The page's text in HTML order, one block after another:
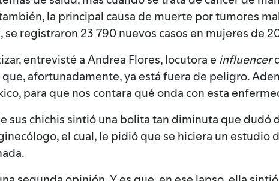
la principal causa de muerte por tumores
registraron 23 790 nuevos casos en mujeres de
entrevisté a Andrea Flores, locutora e influencer
afortunadamente, ya está fuera de peligro.
para que nos contara qué onda con esta
sus chichis sintió una bolita tan diminuta que dudó
el cual, le pidió que se hiciera un estudio